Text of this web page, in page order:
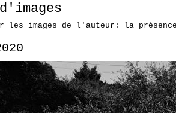
les images de l'auteur: la